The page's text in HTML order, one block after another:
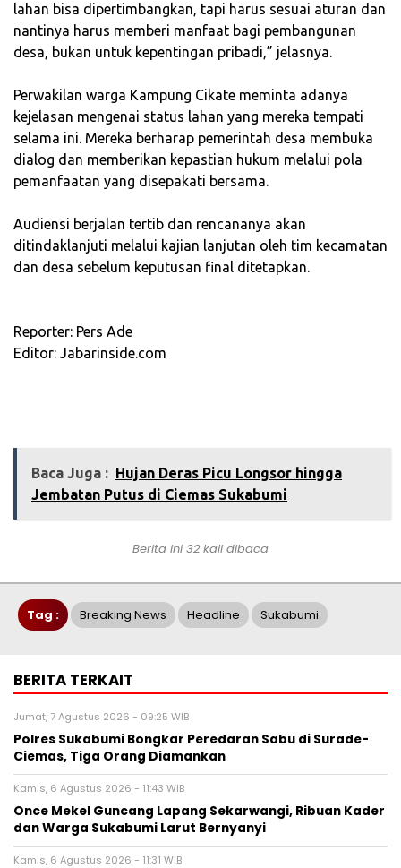
lahan bisa dipertimbangkan, tapi harus sesuai aturan dan
nantinya harus memberi manfaat bagi pembangunan
desa, bukan untuk kepentingan pribadi,” jelasnya.
‎Perwakilan warga Kampung Cikate meminta adanya
kejelasan mengenai status lahan yang mereka tempati
selama ini. Mereka berharap pemerintah desa membuka
dialog dan memberikan kepastian hukum melalui pola
pemanfaatan yang disepakati bersama.
‎Audiensi berjalan tertib dan rencananya akan
ditindaklanjuti melalui kajian lanjutan oleh tim kecamatan
dan desa sebelum keputusan final ditetapkan.
‎Reporter: Pers Ade
‎Editor: Jabarinside.com
Baca Juga : Hujan Deras Picu Longsor hingga
Jembatan Putus di Ciemas Sukabumi
Berita ini 32 kali dibaca
Tag : Breaking News Headline Sukabumi
BERITA TERKAIT
Jumat, 7 Agustus 2026 - 09:25 WIB
Polres Sukabumi Bongkar Peredaran Sabu di Surade-
Ciemas, Tiga Orang Diamankan
Kamis, 6 Agustus 2026 - 11:43 WIB
Once Mekel Guncang Lapang Sekarwangi, Ribuan Kader
dan Warga Sukabumi Larut Bernyanyi
Kamis, 6 Agustus 2026 - 11:31 WIB